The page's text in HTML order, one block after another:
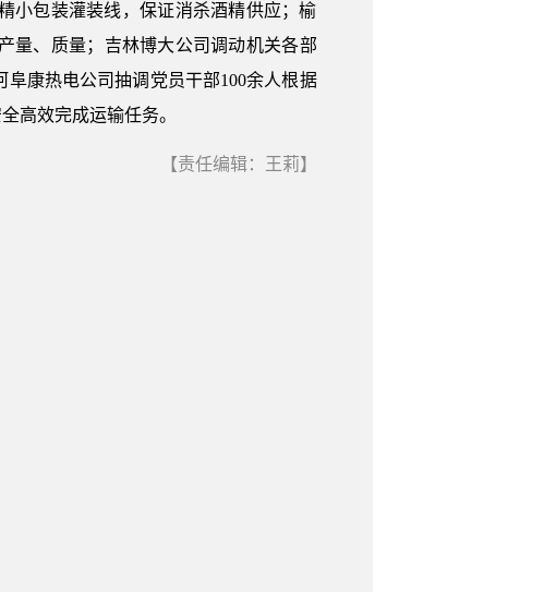
小包装灌装线，保证消杀酒精供应；榆
量、质量；吉林博大公司调动机关各部
康热电公司抽调党员干部100余人根据
高效完成运输任务。
【责任编辑：王莉】